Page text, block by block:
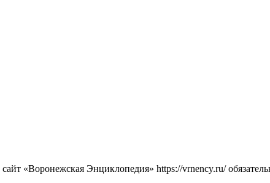
«Воронежская Энциклопедия» https://vrnency.ru/